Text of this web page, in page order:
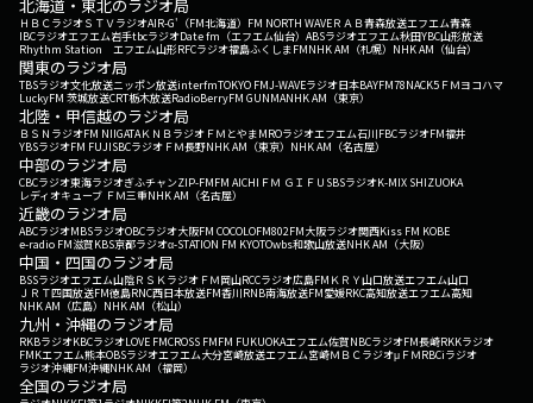
北海道・東北のラジオ局
ＨＢＣラジオＳＴＶラジオAIR-G'（FM北海道） FM NORTH WAVEＲＡＢ青森放送エフエム青森
IBCラジオエフエム岩手tbcラジオDate fm（エフエム仙台） ABSラジオエフエム秋田YBC山形放送
Rhythm Station エフエム山形RFCラジオ福島ふくしまFMNHK AM（札幌） NHK AM（仙台）
関東のラジオ局
TBSラジオ文化放送ニッポン放送interfmTOKYO FMJ-WAVEラジオ日本BAYFM78NACK5 ＦＭヨコハマ
LuckyFM 茨城放送CRT栃木放送RadioBerryFM GUNMANHK AM（東京）
北陸・甲信越のラジオ局
ＢＳＮラジオFM NIIGATAＫＮＢラジオ ＦＭとやまMROラジオエフエム石川FBCラジオFM福井
YBSラジオFM FUJISBCラジオ ＦＭ長野NHK AM（東京） NHK AM（名古屋）
中部のラジオ局
CBCラジオ東海ラジオぎふチャンZIP-FMFM AICHI ＦＭ ＧＩＦＵ SBSラジオK-MIX SHIZUOKA
レディオキューブ ＦＭ三重NHK AM（名古屋）
近畿のラジオ局
ABCラジオMBSラジオOBCラジオ大阪FM COCOLOFM802FM大阪ラジオ関西Kiss FM KOBE
e-radio FM滋賀KBS京都ラジオα-STATION FM KYOTOwbs和歌山放送NHK AM（大阪）
中国・四国のラジオ局
BSSラジオエフエム山陰ＲＳＫラジオ ＦＭ岡山RCCラジオ広島FM ＫＲＹ山口放送エフエム山口
ＪＲＴ四国放送FM徳島RNC西日本放送FM香川RNB南海放送FM愛媛RKC高知放送エフエム高知
NHK AM（広島） NHK AM（松山）
九州・沖縄のラジオ局
RKBラジオKBCラジオLOVE FMCROSS FMFM FUKUOKAエフエム佐賀NBCラジオFM長崎RKKラジオ
FMKエフエム熊本OBSラジオエフエム大分宮崎放送エフエム宮崎ＭＢＣラジオμＦＭRBCiラジオ
ラジオ沖縄FM沖縄NHK AM（福岡）
全国のラジオ局